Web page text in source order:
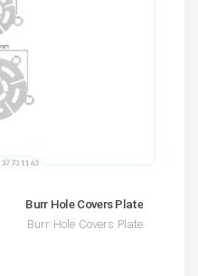
Burr Hole Covers Plate
Burr Hole Covers Plate